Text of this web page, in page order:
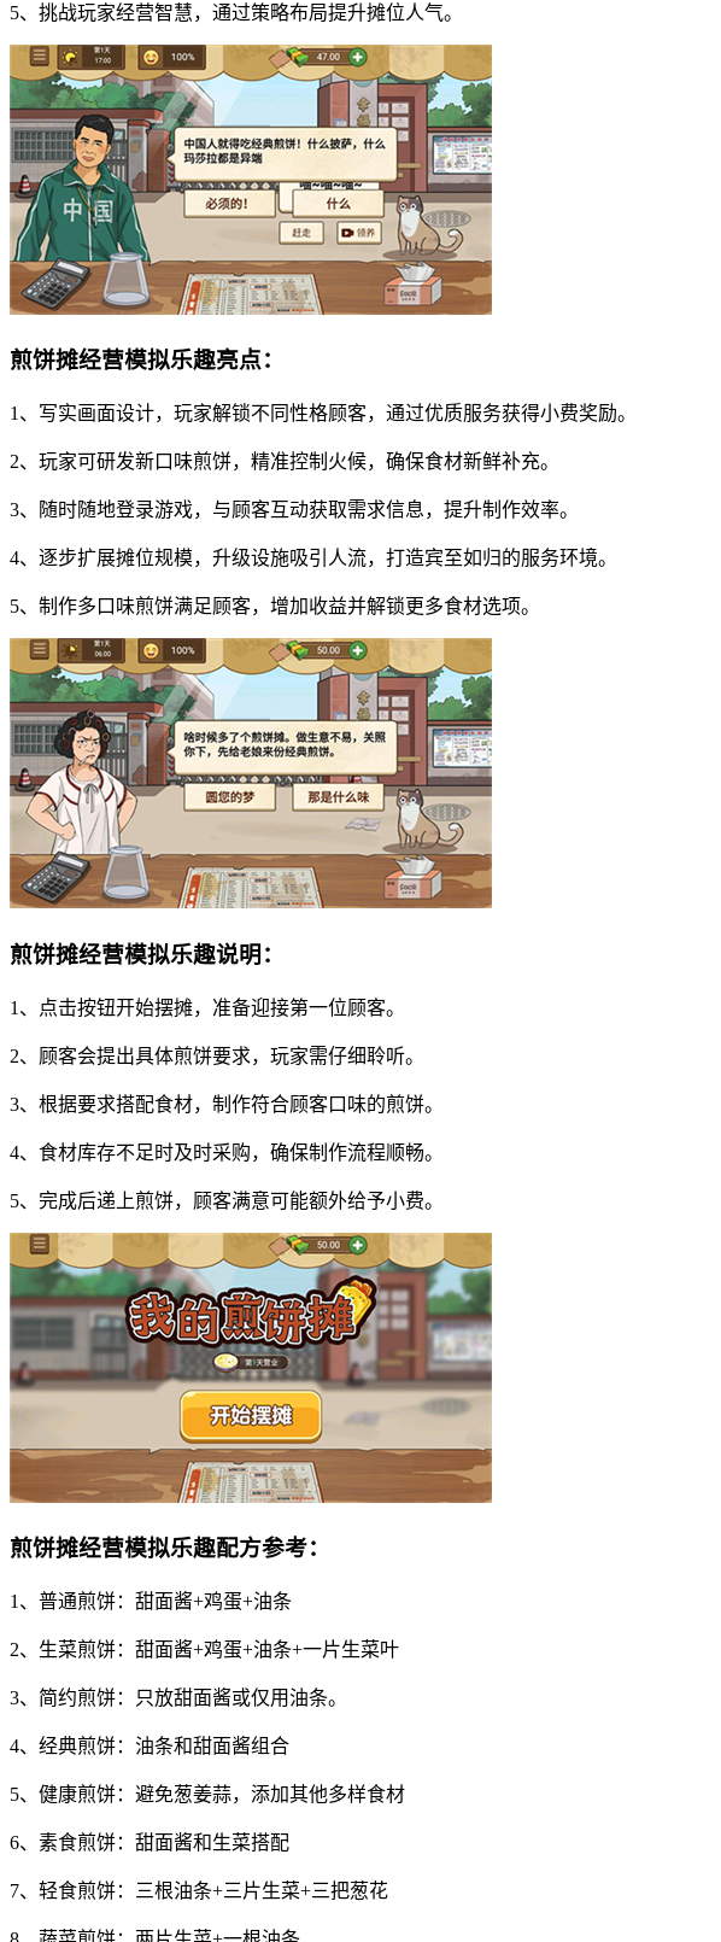
5、挑战玩家经营智慧，通过策略布局提升摊位人气。
煎饼摊经营模拟乐趣亮点：
1、写实画面设计，玩家解锁不同性格顾客，通过优质服务获得小费奖励。
2、玩家可研发新口味煎饼，精准控制火候，确保食材新鲜补充。
3、随时随地登录游戏，与顾客互动获取需求信息，提升制作效率。
4、逐步扩展摊位规模，升级设施吸引人流，打造宾至如归的服务环境。
5、制作多口味煎饼满足顾客，增加收益并解锁更多食材选项。
煎饼摊经营模拟乐趣说明：
1、点击按钮开始摆摊，准备迎接第一位顾客。
2、顾客会提出具体煎饼要求，玩家需仔细聆听。
3、根据要求搭配食材，制作符合顾客口味的煎饼。
4、食材库存不足时及时采购，确保制作流程顺畅。
5、完成后递上煎饼，顾客满意可能额外给予小费。
煎饼摊经营模拟乐趣配方参考：
1、普通煎饼：甜面酱+鸡蛋+油条
2、生菜煎饼：甜面酱+鸡蛋+油条+一片生菜叶
3、简约煎饼：只放甜面酱或仅用油条。
4、经典煎饼：油条和甜面酱组合
5、健康煎饼：避免葱姜蒜，添加其他多样食材
6、素食煎饼：甜面酱和生菜搭配
7、轻食煎饼：三根油条+三片生菜+三把葱花